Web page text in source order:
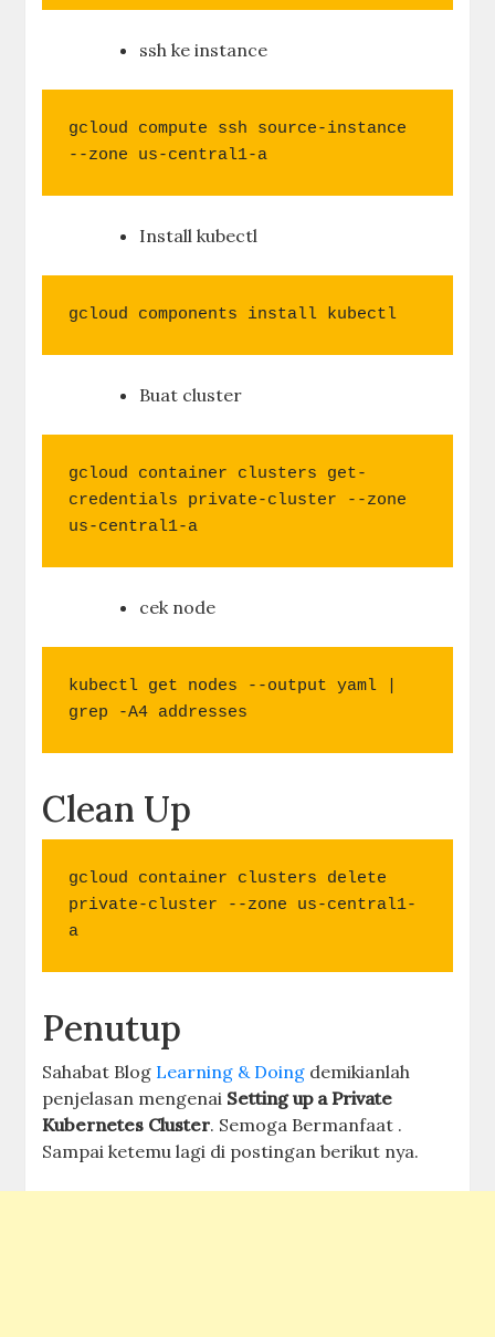
ssh ke instance
gcloud compute ssh source-instance
--zone us-central1-a
Install kubectl
gcloud components install kubectl
Buat cluster
gcloud container clusters get-
credentials private-cluster --zone
us-central1-a
cek node
kubectl get nodes --output yaml |
grep -A4 addresses
Clean Up
gcloud container clusters delete
private-cluster --zone us-central1-
a
Penutup
Sahabat Blog Learning & Doing demikianlah
penjelasan mengenai Setting up a Private
Kubernetes Cluster. Semoga Bermanfaat .
Sampai ketemu lagi di postingan berikut nya.